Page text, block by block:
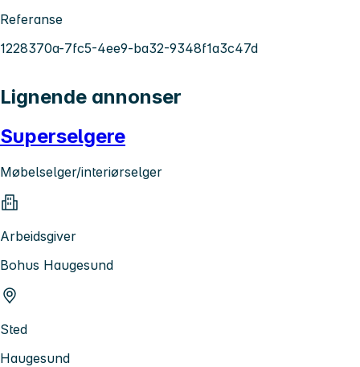
Referanse
1228370a-7fc5-4ee9-ba32-9348f1a3c47d
Lignende annonser
Superselgere
Møbelselger/interiørselger
Arbeidsgiver
Bohus Haugesund
Sted
Haugesund